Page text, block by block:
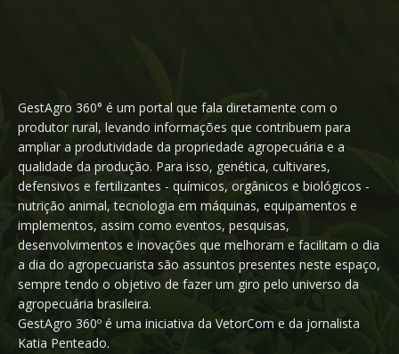
GestAgro 360° é um portal que fala diretamente com o
produtor rural, levando informações que contribuem para
ampliar a produtividade da propriedade agropecuária e a
qualidade da produção. Para isso, genética, cultivares,
defensivos e fertilizantes - químicos, orgânicos e biológicos -
nutrição animal, tecnologia em máquinas, equipamentos e
implementos, assim como eventos, pesquisas,
desenvolvimentos e inovações que melhoram e facilitam o dia
a dia do agropecuarista são assuntos presentes neste espaço,
sempre tendo o objetivo de fazer um giro pelo universo da
agropecuária brasileira.
GestAgro 360º é uma iniciativa da VetorCom e da jornalista
Katia Penteado.